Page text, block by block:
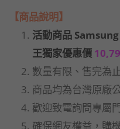
【商品說明】
活動商品
王獨家優惠價
數量有限、售完為
商品均為台灣原廠
歡迎致電詢問專屬
確保網友權益，購